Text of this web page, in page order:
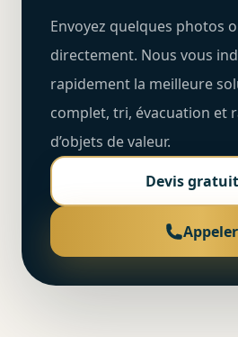
Envoyez quelques photos
directement. Nous vous
rapidement la meilleure
complet, tri, évacuation et
d’objets de valeur.
Devis gratuit
Appeler